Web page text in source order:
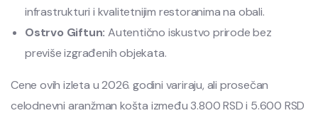
infrastrukturi i kvalitetnijim restoranima na obali.
Ostrvo Giftun: Autentično iskustvo prirode bez
previše izgrađenih objekata.
Cene ovih izleta u 2026. godini variraju, ali prosečan
celodnevni aranžman košta između 3.800 RSD i 5.600 RSD